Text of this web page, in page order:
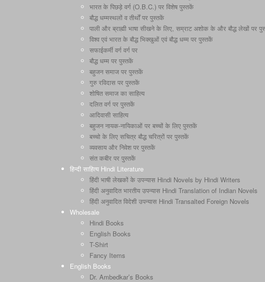
भारत के पिछड़े वर्ग (O.B.C.) पर विशेष पुस्तकें
बौद्ध धम्मस्थलों व तीर्थों पर पुस्तकें
पाली और ब्राह्मी भाषा सीखने के लिए, सम्राट अशोक के और बौद्ध लेखों पर
विश्व एवं भारत के बौद्ध भिक्खुओं एवं बौद्ध धम्म पर पुस्तकें
सफाईकर्मी वर्ग वर्ग पर
बौद्ध धम्म पर पुस्तकें
बहुजन समाज पर पुस्तकें
गुरु रविदास पर पुस्तकें
शोषित समाज का साहित्य
दलित वर्ग पर पुस्तकें
आदिवासी साहित्य
बहुजन नायक-नायिकाओं पर बच्चों के लिए पुस्तकें
बच्चो के लिए सचित्र बौद्ध चरित्रों पर पुस्तकें
व्यवसाय और निवेश पर पुस्तकें
संत कबीर पर पुस्तकें
हिन्दी साहित्य Hindi Literature
हिंदी भाषी लेखकों के उपन्यास Hindi Novels by Hindi Writers
हिंदी अनुवादित भारतीय उपन्यास Hindi Translation of Indian Novels
हिंदी अनुवादित विदेशी उपन्यास Hindi Transalted Foreign Novels
Wholesale
Hindi Books
English Books
T-Shirt
Fancy Items
English Books
Dr. Ambedkar’s Books